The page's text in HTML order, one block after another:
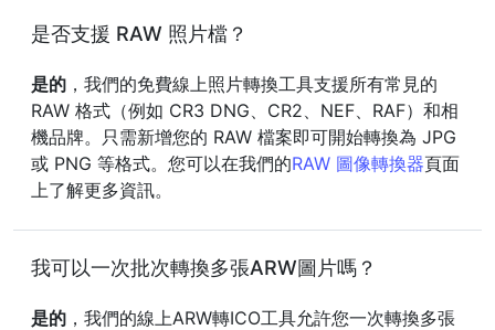
是否支援 RAW 照片檔？
是的 ，我們的免費線上照片轉換工具支援所有常見的
RAW 格式（例如 CR3 DNG、CR2、NEF、RAF）和相
機品牌。只需新增您的 RAW 檔案即可開始轉換為 JPG
或 PNG 等格式。您可以在我們的RAW 圖像轉換器頁面
上了解更多資訊。
我可以一次批次轉換多張ARW圖片嗎？
是的 ，我們的線上ARW轉ICO工具允許您一次轉換多張